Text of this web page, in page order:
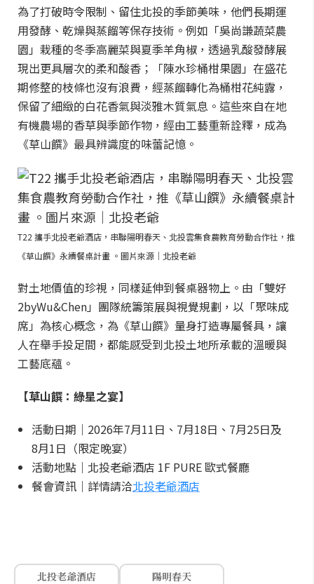
為了打破時令限制、留住北投的季節美味，他們長期運
用發酵、乾燥與蒸餾等保存技術。例如「吳尚謙蔬菜農
園」栽種的冬季高麗菜與夏季羊角椒，透過乳酸發酵展
現出更具層次的柔和酸香；「陳水珍桶柑果園」在盛花
期修整的枝條也沒有浪費，經蒸餾轉化為桶柑花純露，
保留了細緻的白花香氣與淡雅木質氣息。這些來自在地
有機農場的香草與季節作物，經由工藝重新詮釋，成為
《草山饌》最具辨識度的味蕾記憶。
T22 攜手北投老爺酒店，串聯陽明春天、北投雲集食農教育勞動合作社，推
《草山饌》永續餐桌計畫 。圖片來源｜北投老爺
對土地價值的珍視，同樣延伸到餐桌器物上。由「雙好
2byWu&Chen」團隊統籌策展與視覺規劃，以「聚味成
席」為核心概念，為《草山饌》量身打造專屬餐具，讓
人在舉手投足間，都能感受到北投土地所承載的溫暖與
工藝底蘊。
【草山饌：綠星之宴】
活動日期｜2026年7月11日、7月18日、7月25日及
8月1日（限定晚宴）
活動地點｜北投老爺酒店 1F PURE 歐式餐廳
餐會資訊｜詳情請洽北投老爺酒店
北投老爺酒店
陽明春天